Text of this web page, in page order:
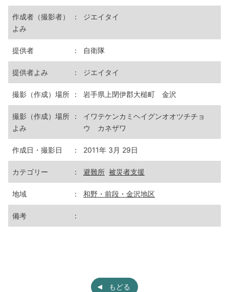
作成者（撮影者）
よみ
： ジエイタイ
提供者 ： 自衛隊
提供者よみ ： ジエイタイ
撮影（作成）場所 ： 岩手県上閉伊郡大槌町 金沢
撮影（作成）場所
よみ
：
イワテケンカミヘイグンオオツチチョ
ウ カネザワ
作成日・撮影日 ： 2011年 3月 29日
カテゴリー ： 避難所 被災者支援
地域 ： 和野・前段・金沢地区
備考 ：
もどる